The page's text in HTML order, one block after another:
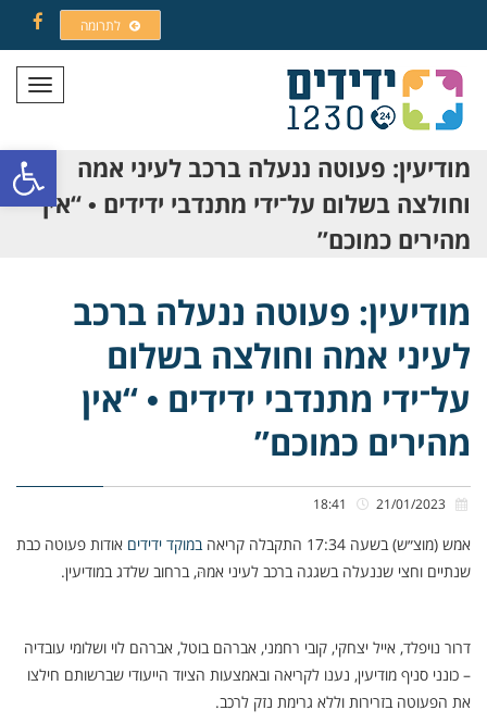
פתח
לתרומה
תפריט
מודיעין: פעוטה ננעלה ברכב לעיני אמה
וחולצה בשלום על־ידי מתנדבי ידידים • “אין
מהירים כמוכם”
מודיעין: פעוטה ננעלה ברכב
לעיני אמה וחולצה בשלום
על־ידי מתנדבי ידידים • “אין
מהירים כמוכם”
אמש (מוצ״ש) בשעה 17:34 התקבלה קריאה במוקד ידידים אודות פעוטה כבת
שנתיים וחצי שננעלה בשגגה ברכב לעיני אמהּ, ברחוב שלדג במודיעין.
דרור נויפלד, אייל יצחקי, קובי רחמני, אברהם בוטל, אברהם לוי ושלומי עובדיה
– כונני סניף מודיעין, נענו לקריאה ובאמצעות הציוד הייעודי שברשותם חילצו
את הפעוטה בזרירות וללא גרימת נזק לרכב.